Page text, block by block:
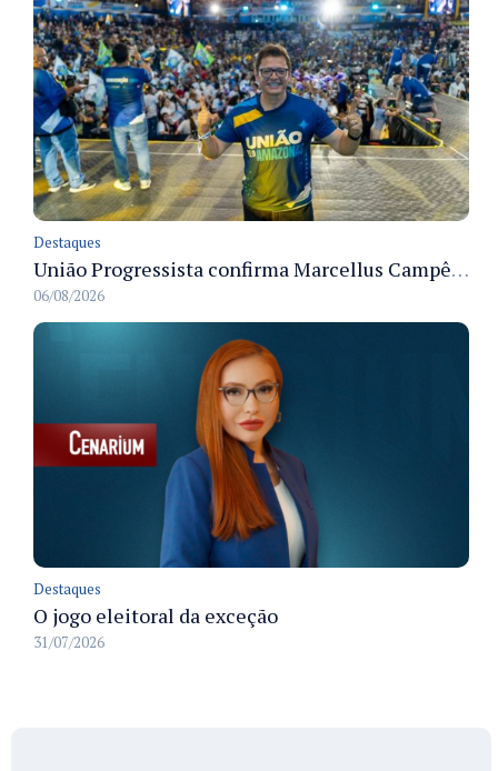
Destaques
União Progressista confirma Marcellus Campêlo como candidato a deputado estadual
06/08/2026
Destaques
O jogo eleitoral da exceção
31/07/2026